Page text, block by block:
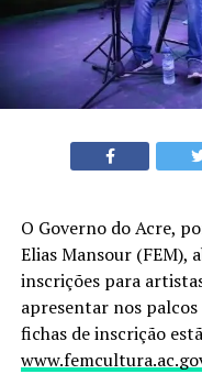
O Governo do Acre,
Elias Mansour (FEM),
inscrições para
apresentar nos
fichas de inscrição